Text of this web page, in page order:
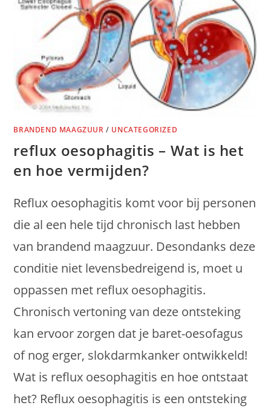
BRANDEND MAAGZUUR / UNCATEGORIZED
reflux oesophagitis – Wat is het
en hoe vermijden?
Reflux oesophagitis komt voor bij personen
die al een hele tijd chronisch last hebben
van brandend maagzuur. Desondanks deze
conditie niet levensbedreigend is, moet u
oppassen met reflux oesophagitis.
Chronisch vertoning van deze ontsteking
kan ervoor zorgen dat je baret-oesofagus
of nog erger, slokdarmkanker ontwikkeld!
Wat is reflux oesophagitis en hoe ontstaat
het? Reflux oesophagitis is een ontsteking